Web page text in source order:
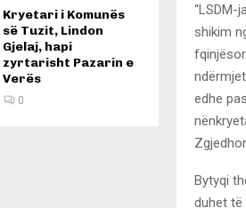
“LSDM-
shikim
edhe
Bytyqi
duhet të
Kryetari i Komunës
së Tuzit, Lindon
Gjelaj, hapi
zyrtarisht Pazarin e
Verës
0